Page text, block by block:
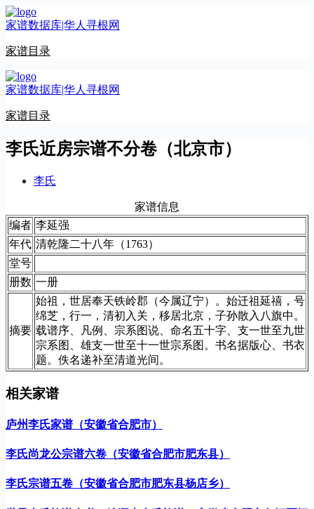
跳
至
容
家谱数据库|华人寻根网
家谱目录
家谱数据库|华人寻根网
家谱目录
李氏近房宗谱不分卷（北京市）
李氏
家谱信息
编者 李延强
年代 清乾隆二十八年（1763）
堂号
册数 一册
摘要
始祖，世居奉天铁岭郡（今属辽宁）。始迁祖延禧，号
绵芝，行一，清初入关，移居北京，子孙散入八旗中。
载谱序、凡例、宗系图说、命名五十字、支一世至九世
宗系图、雄支一世至十一世宗系图。书名据版心、书衣
题。佚名递补至清道光间。
相关家谱
庐州李氏家谱（安徽省合肥市）
李氏尚龙公宗谱六卷（安徽省合肥市肥东县）
李氏宗谱五卷（安徽省合肥市肥东县杨店乡）